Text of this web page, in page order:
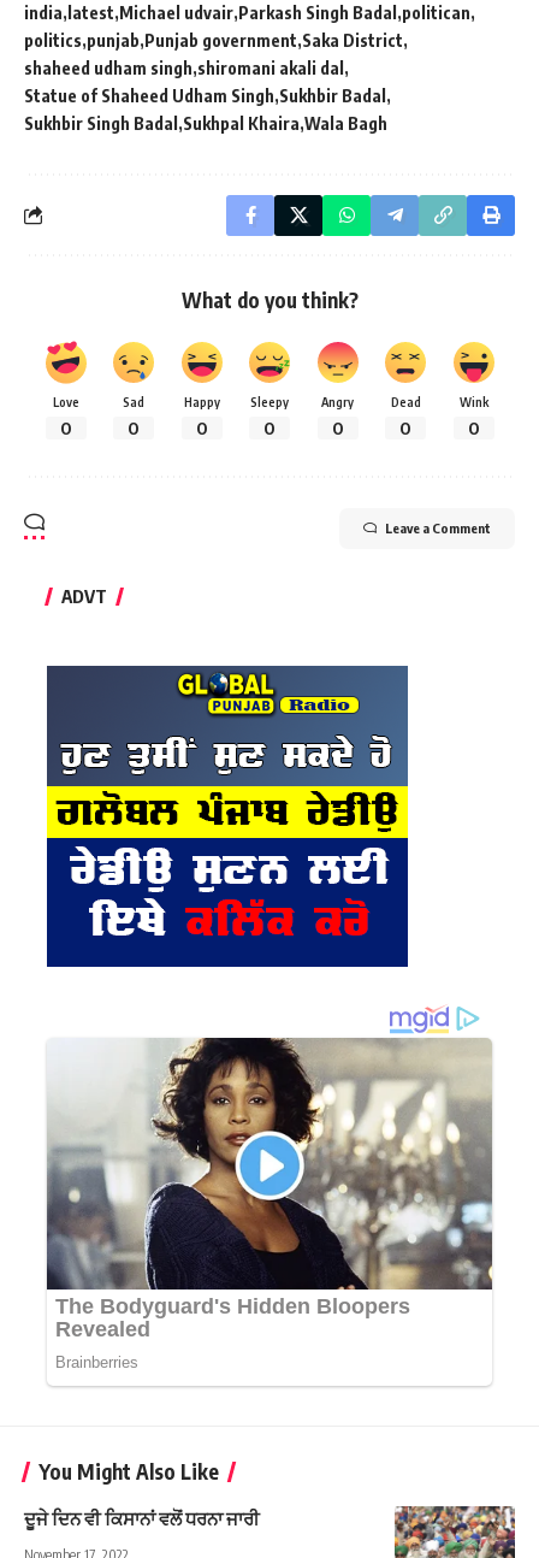
india latest Michael udvair Parkash Singh Badal politican
politics punjab Punjab government Saka District
shaheed udham singh shiromani akali dal
Statue of Shaheed Udham Singh Sukhbir Badal
Sukhbir Singh Badal Sukhpal Khaira Wala Bagh
What do you think?
Love
0
Sad
0
Happy
0
Sleepy
0
Angry
0
Dead
0
Wink
0
Leave a Comment
ADVT
You Might Also Like
ਦੂਜੇ ਦਿਨ ਵੀ ਕਿਸਾਨਾਂ ਵਲੋਂ ਧਰਨਾ ਜਾਰੀ